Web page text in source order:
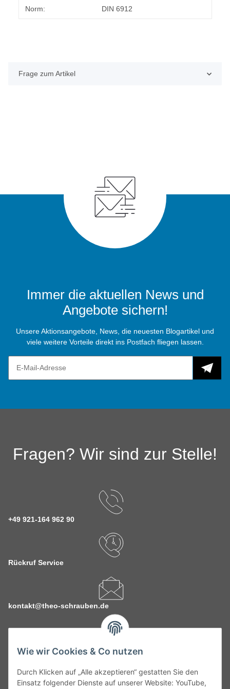
Wie wir Cookies & Co nutzen
Durch Klicken auf „Alle akzeptieren“ gestatten Sie den
Einsatz folgender Dienste auf unserer Website: YouTube,
Norm: DIN 6912
Frage zum Artikel
Immer die aktuellen News und
Angebote sichern!
Unsere Aktionsangebote, News, die neuesten Blogartikel und
viele weitere Vorteile direkt ins Postfach fliegen lassen.
Fragen? Wir sind zur Stelle!
+49 921-164 962 90
Rückruf Service
kontakt@theo-schrauben.de
Service